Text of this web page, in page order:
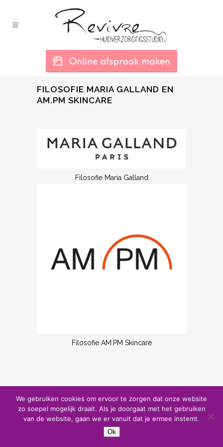
FILOSOFIE MARIA GALLAND EN
AM.PM SKINCARE
Filosofie Maria Galland
Filosofie AM.PM Skincare
We gebruiken cookies om ervoor te zorgen dat onze website
zo soepel mogelijk draait. Als je doorgaat met het gebruiken
van de website, gaan we er vanuit dat je ermee instemt.
Ok